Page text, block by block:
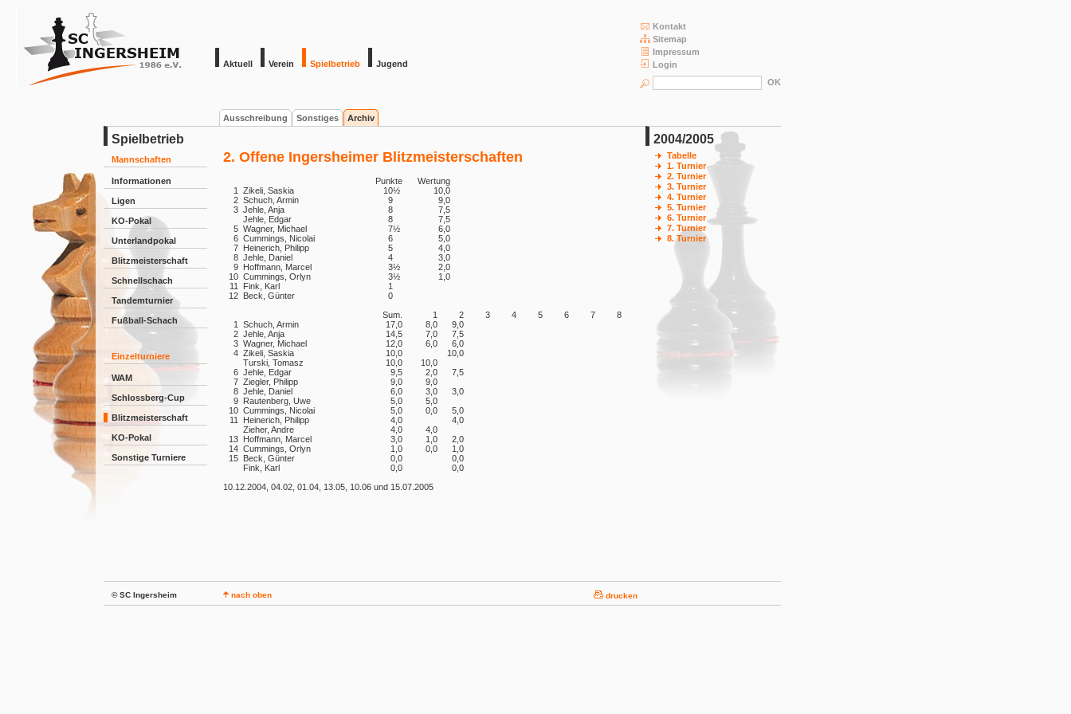
Aktuell Verein Spielbetrieb Jugend
Kontakt
Sitemap
Impressum
Login
Ausschreibung Sonstiges Archiv
Spielbetrieb
Mannschaften
Informationen
Ligen
KO-Pokal
Unterlandpokal
Blitzmeisterschaft
Schnellschach
Tandemturnier
Fußball-Schach
Einzelturniere
WAM
Schlossberg-Cup
Blitzmeisterschaft
KO-Pokal
Sonstige Turniere
2. Offene Ingersheimer Blitzmeisterschaften
Punkte
Wertung
1
Zikeli, Saskia 10½
10,0
2 Schuch, Armin 9
9,0
3 Jehle, Anja 8
7,5
Jehle, Edgar
8
7,5
5 Wagner, Michael 7½
6,0
6 Cummings, Nicolai 6
5,0
7 Heinerich, Philipp 5
4,0
8 Jehle, Daniel 4
3,0
9 Hoffmann, Marcel 3½
2,0
10 Cummings, Orlyn 3½
1,0
11
Fink, Karl
1
12 Beck, Günter
0
Sum.
1 2 3 4 5 6 7
8
1
Schuch, Armin 17,0 8,0
9,0
2 Jehle, Anja 14,5 7,0
7,5
3 Wagner, Michael 12,0 6,0
6,0
4 Zikeli, Saskia 10,0
10,0
Turski, Tomasz
10,0
10,0
6 Jehle, Edgar 9,5 2,0
7,5
7 Ziegler, Philipp 9,0
9,0
8 Jehle, Daniel 6,0 3,0
3,0
9 Rautenberg, Uwe 5,0
5,0
10 Cummings, Nicolai 5,0 0,0
5,0
11
Heinerich, Philipp 4,0
4,0
Zieher, Andre
4,0
4,0
13 Hoffmann, Marcel 3,0 1,0
2,0
14 Cummings, Orlyn 1,0 0,0
1,0
15 Beck, Günter 0,0
0,0
Fink, Karl
0,0
0,0
10.12.2004, 04.02, 01.04, 13.05, 10.06 und 15.07.2005
2004/2005
Tabelle
1. Turnier
2. Turnier
3. Turnier
4. Turnier
5. Turnier
6. Turnier
7. Turnier
8. Turnier
© SC Ingersheim nach oben drucken